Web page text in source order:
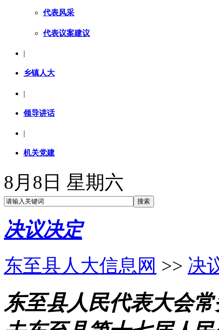
代表风采
代表议案建议
|
乡镇人大
|
领导讲话
|
机关党建
8月8日 星期六
决议决定
东至县人大信息网 >> 决
东至县人民代表大会